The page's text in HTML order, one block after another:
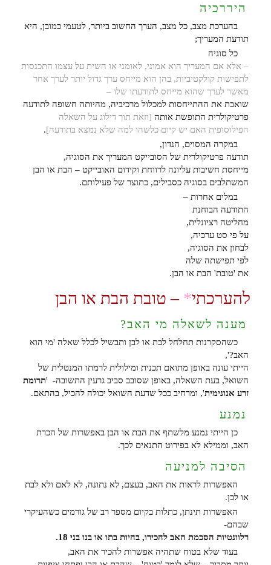
היררכיה
בהערכת מצב, כל מצב, הערך החשוב ביותר, לטעמי כמובן, היא
תודעת המעריך;
כל סוגיה
– אלא אם המעריך הוא אמוני, לאומני או השית על עצמו התכנסות
לתפישות קולקטיביות, בהן הוא מייחס ערך גדול יותר לערך אחר
מאשר לערך שהוא מייחס לתודעתו שלו –
שואבת את ההתייחסות למכלול מרכיביה, מהיותה חשופה לתודעה
פרטיקולרית התופשת אותה [וזאת תוך דילוג על השאלה
הפילוסופית האם יש קיום כלשהו למה שלא נמצא בתודעה].
במקרה המסוים, הנדון,
תודעה פרטיקולרית של הסובייקט המעריך את הסוגיה,
מייחסת חשיבות עליונה לרווחת וקידום האובייקט – הבת או הבן
המשתלבים בסוגיה כסבילים, כתוצר של פעילותם.
במלים אחרות –
התודעה הבוחנת
מחליטה רציונלית,
על פי סט ערכיה,
לבחון את הסוגיה,
לפי תפישתה שלה
את 'טובת' הבת או הבן.
להערכתי* – טובת הבת או הבן
מענה לשאלה מי האב?
כשהסקרנות תחלחל לבת או לבן ותבשיל לכלל שאלה 'מי הוא
האב?',
הייתי עונה באופן מתואם תכנית ומילולית לרמתו המנטלית של
השואל, בעת השאלה, באופן שסובב סביב גרעין התשובה- 'תרומת
זרע אנונימית', ומרחיב ככל שדעת השואל יכולה להכיל, בהתאם.
נמנע
כן הייתי נמנע מלשתף את הבת או הבן באפשרות של הכרת
האב, וממילא לא בפירוט התנאים לכך.
הסיבה למניעה
האפשרות לראות את האב, בעצם, לא נתונה, לא לאם ולא לבת
או לבן.
האפשרות תינתן, כתלות בקיום מספר רב של גורמים כשהעיקרי
שבהם-
רלוונטיות הסכמת האב להכירו, בהיות בתו או בנו בני 18.
בעוד שלא בטוח שתהיה אפשרות להכיר את האב,